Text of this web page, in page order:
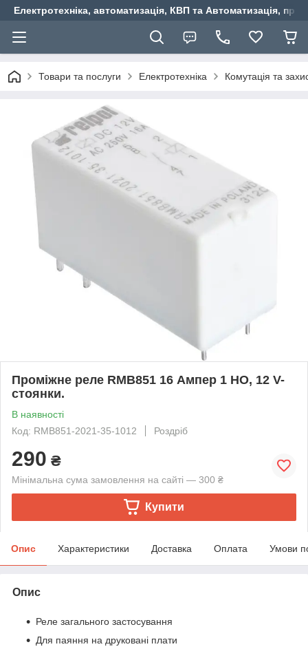
Електротехніка, автоматизація, КВП та Автоматизація,
Товари та послуги Електротехніка Комутація та
Проміжне реле RMB851 16 Ампер 1 НО, 12 V-
стоянки.
В наявності
Код: RMB851-2021-35-1012
Роздріб
290 ₴
Мінімальна сума замовлення на сайті — 300 ₴
Купити
Опис Характеристики Доставка Оплата Умови
Опис
Реле загального застосування
Для паяння на друковані плати